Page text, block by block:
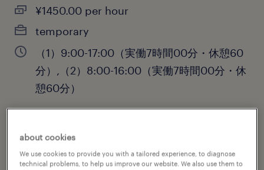
¥1450.00 per hour
temporary
（1）9:00-17:00（実働7時間00分・休憩60
分）,（2）8:00-16:00（実働7時間00分・休
憩60分）
job category
retail & wholesale
about cookies
We use cookies to provide you with a tailored experience, to diagnose
technical problems, to help us improve our website. We also use them to